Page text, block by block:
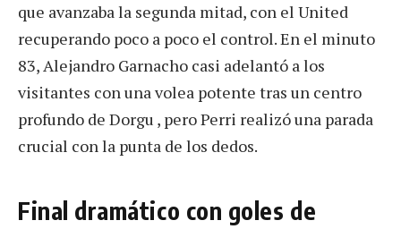
que avanzaba la segunda mitad, con el United
recuperando poco a poco el control. En el minuto
83, Alejandro Garnacho casi adelantó a los
visitantes con una volea potente tras un centro
profundo de Dorgu , pero Perri realizó una parada
crucial con la punta de los dedos.
Final dramático con goles de